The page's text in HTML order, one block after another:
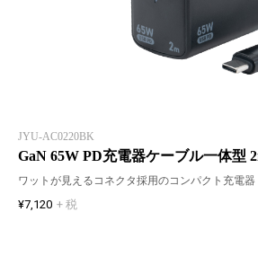
JYU-AC0220BK
GaN 65W PD充電器ケーブル一体型
ワットが見えるコネクタ採用のコンパクト充電器
¥7,120 + 税